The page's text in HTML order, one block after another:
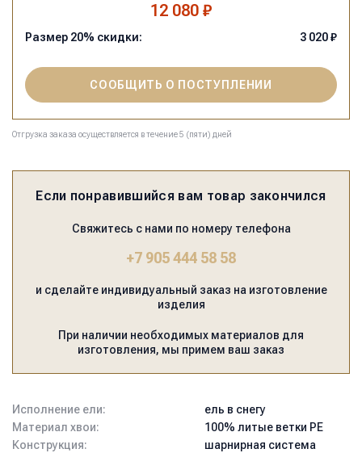
12 080 ₽
Размер 20% скидки: 3 020₽
СООБЩИТЬ О ПОСТУПЛЕНИИ
Отгрузка заказа осуществляется в течение 5 (пяти) дней
Если понравившийся вам товар закончился
Свяжитесь с нами по номеру телефона
+7 905 444 58 58
и сделайте индивидуальный заказ на изготовление
изделия
При наличии необходимых материалов для
изготовления, мы примем ваш заказ
Исполнение ели:
ель в снегу
Материал хвои:
100% литые ветки PE
Конструкция:
шарнирная система